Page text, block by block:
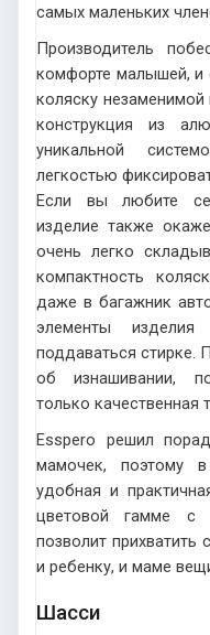
самых маленьких
Производитель
комфорте малышей, и
коляску
конструкция из
уникальной
легкостью
Если вы любите
изделие также
очень легко
компактность
даже в багажник
элементы
поддаваться стирке.
об изнашивании,
только качественная
Esspero решил
мамочек, поэтому
удобная и
цветовой гамме с
позволит прихватить
и ребенку, и маме
Шасси